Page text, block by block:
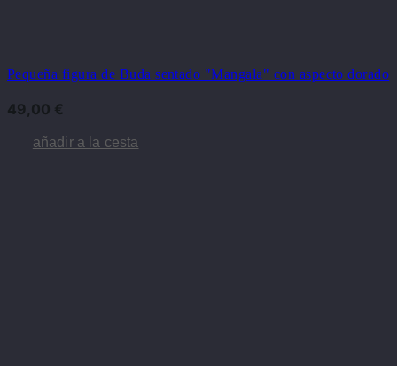
Pequeña figura de Buda sentado "Mangala" con aspecto dorado
49,00 €
añadir a la cesta